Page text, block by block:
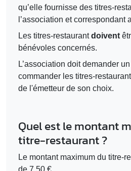
qu’elle fournisse des titres-
l’association et correspondant
Les titres-restaurant doivent
bénévoles concernés.
L’association doit demander
commander les titres-
de l'émetteur de son choix.
Quel est le montant
titre-restaurant ?
Le montant maximum du titre-
de 7,50 €